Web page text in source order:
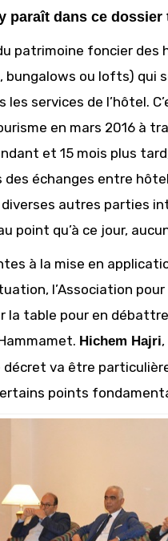
paraît dans ce
patrimoine foncier des
ou lofts) qui
services de l’hôtel.
en mars 2016 à
et 15 mois plus
échanges entre
autres parties
point qu’à ce jour,
à la mise en
l’Association
table pour en
Hichem Hajri
décret va être
points